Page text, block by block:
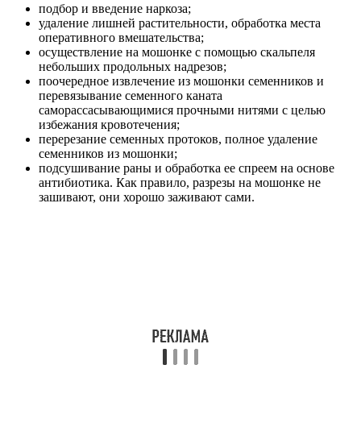
подбор и введение наркоза;
удаление лишней растительности, обработка места
оперативного вмешательства;
осуществление на мошонке с помощью скальпеля
небольших продольных надрезов;
поочередное извлечение из мошонки семенников и
перевязывание семенного каната
саморассасывающимися прочными нитями с целью
избежания кровотечения;
перерезание семенных протоков, полное удаление
семенников из мошонки;
подсушивание раны и обработка ее спреем на основе
антибиотика. Как правило, разрезы на мошонке не
зашивают, они хорошо заживают сами.